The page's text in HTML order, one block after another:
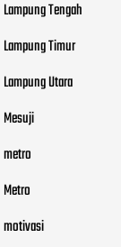
Lampung Tengah
Lampung Timur
Lampung Utara
Mesuji
metro
Metro
motivasi